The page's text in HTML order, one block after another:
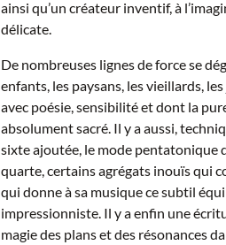
ainsi qu’un créateur inventif, à
délicate.
De nombreuses lignes de force se
enfants, les paysans, les vieillards,
avec poésie, sensibilité et dont la
absolument sacré. Il y a aussi,
sixte ajoutée, le mode
quarte, certains agrégats inouïs qui
qui donne à sa musique ce subtil
impressionniste. Il y a enfin une
magie des plans et des résonances